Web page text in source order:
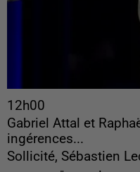
12h00
Gabriel Attal et
ingérences...
Sollicité, Sébastien